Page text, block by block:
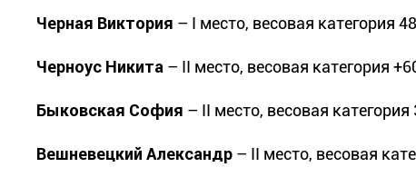
Черная Виктория – I место, весовая категория
Черноус Никита – ІІ место, весовая категория
Быковская София – ІІ место, весовая
Вешневецкий Александр – ІІ место, весовая